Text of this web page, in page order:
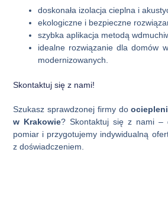
doskonała izolacja cieplna i
ekologiczne i bezpieczne
szybka aplikacja metodą
idealne rozwiązanie dla domów
modernizowanych.
Skontaktuj się z nami!
Szukasz sprawdzonej firmy do
w Krakowie? Skontaktuj się z nami –
pomiar i przygotujemy indywidualną
z doświadczeniem.